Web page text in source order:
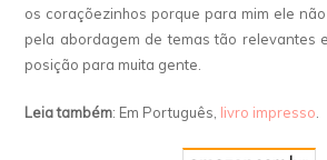
os coraçõezinhos porque para mim ele
pela abordagem de temas tão relevantes
posição para muita gente.
Leia também: Em Português, livro impresso